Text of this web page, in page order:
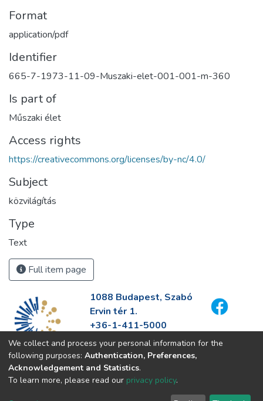
Format
application/pdf
Identifier
665-7-1973-11-09-Muszaki-elet-001-001-m-360
Is part of
Műszaki élet
Access rights
https://creativecommons.org/licenses/by-nc/4.0/
Subject
közvilágítás
Type
Text
Full item page
1088 Budapest, Szabó
Ervin tér 1.
+36-1-411-5000
info@fszek.hu
https://fszek.hu
We collect and process your personal information for the
following purposes: Authentication, Preferences,
Acknowledgement and Statistics.
To learn more, please read our privacy policy.